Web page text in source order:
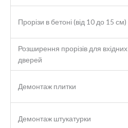
Прорізи в бетоні (від 10 до 15 см)
Розширення прорізів для вхідних
дверей
Демонтаж плитки
Демонтаж штукатурки